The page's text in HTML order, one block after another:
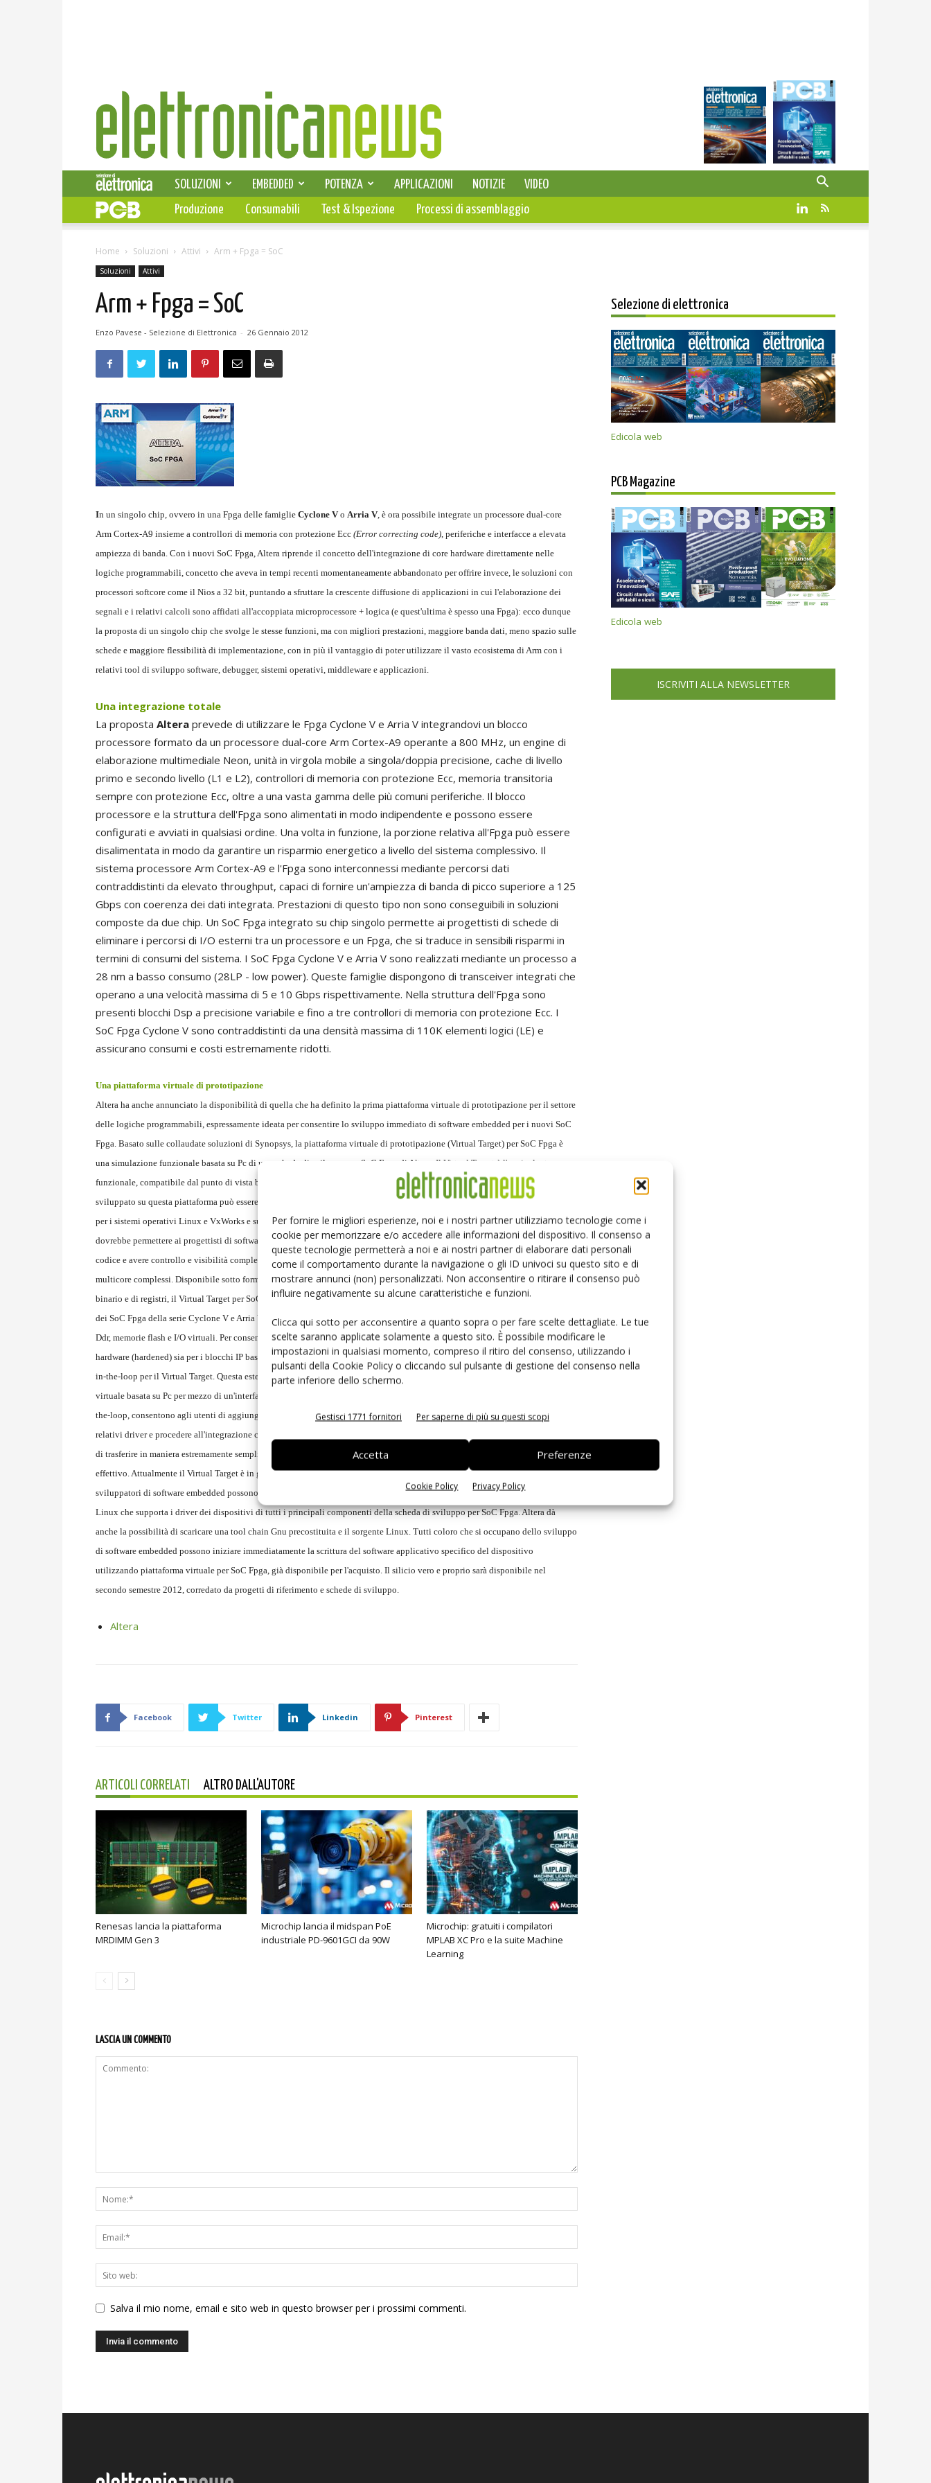
Per fornire le migliori esperienze, noi e i nostri partner utilizziamo tecnologie come i
cookie per memorizzare e/o accedere alle informazioni del dispositivo. Il consenso a
queste tecnologie permetterà a noi e ai nostri partner di elaborare dati personali
come il comportamento durante la navigazione o gli ID univoci su questo sito e di
mostrare annunci (non) personalizzati. Non acconsentire o ritirare il consenso può
influire negativamente su alcune caratteristiche e funzioni.
Clicca qui sotto per acconsentire a quanto sopra o per fare scelte dettagliate. Le tue
scelte saranno applicate solamente a questo sito. È possibile modificare le
impostazioni in qualsiasi momento, compreso il ritiro del consenso, utilizzando i
pulsanti della Cookie Policy o cliccando sul pulsante di gestione del consenso nella
parte inferiore dello schermo.
Gestisci 1771 fornitori Per saperne di più su questi scopi
Accetta Preferenze
Cookie Policy Privacy Policy
Elettronica
News
SELEZIONE DI ELETTRONICA
SOLUZIONI EMBEDDED POTENZA APPLICAZIONI NOTIZIE
VIDEO
PCB
Produzione Consumabili Test & Ispezione Processi di assemblaggio
Home Soluzioni Attivi Arm + Fpga = SoC
Soluzioni Attivi
Arm + Fpga = SoC
Enzo Pavese - Selezione di Elettronica - 26 Gennaio 2012
In un singolo chip, ovvero in una Fpga delle famiglie Cyclone Vo Arria V, è ora possibile integrate un processore dual-core
Arm Cortex-A9 insieme a controllori di memoria con protezione Ecc (Error correcting code), periferiche e interfacce a elevata
ampiezza di banda. Con i nuovi SoC Fpga, Altera riprende il concetto dell'integrazione di core hardware direttamente nelle
logiche programmabili, concetto che aveva in tempi recenti momentaneamente abbandonato per offrire invece, le soluzioni con
processori softcore come il Nios a 32 bit, puntando a sfruttare la crescente diffusione di applicazioni in cui l'elaborazione dei
segnali e i relativi calcoli sono affidati all'accoppiata microprocessore + logica (e quest'ultima è spesso una Fpga): ecco dunque
la proposta di un singolo chip che svolge le stesse funzioni, ma con migliori prestazioni, maggiore banda dati, meno spazio sulle
schede e maggiore flessibilità di implementazione, con in più il vantaggio di poter utilizzare il vasto ecosistema di Arm con i
relativi tool di sviluppo software, debugger, sistemi operativi, middleware e applicazioni.
Una integrazione totale
La proposta Altera prevede di utilizzare le Fpga Cyclone V e Arria V integrandovi un blocco
processore formato da un processore dual-core Arm Cortex-A9 operante a 800 MHz, un engine di
elaborazione multimediale Neon, unità in virgola mobile a singola/doppia precisione, cache di livello
primo e secondo livello (L1 e L2), controllori di memoria con protezione Ecc, memoria transitoria
sempre con protezione Ecc, oltre a una vasta gamma delle più comuni periferiche. Il blocco
processore e la struttura dell'Fpga sono alimentati in modo indipendente e possono essere
configurati e avviati in qualsiasi ordine. Una volta in funzione, la porzione relativa all'Fpga può essere
disalimentata in modo da garantire un risparmio energetico a livello del sistema complessivo. Il
sistema processore Arm Cortex-A9 e l'Fpga sono interconnessi mediante percorsi dati
contraddistinti da elevato throughput, capaci di fornire un'ampiezza di banda di picco superiore a 125
Gbps con coerenza dei dati integrata. Prestazioni di questo tipo non sono conseguibili in soluzioni
composte da due chip. Un SoC Fpga integrato su chip singolo permette ai progettisti di schede di
eliminare i percorsi di I/O esterni tra un processore e un Fpga, che si traduce in sensibili risparmi in
termini di consumi del sistema. I SoC Fpga Cyclone V e Arria V sono realizzati mediante un processo a
28 nm a basso consumo (28LP - low power). Queste famiglie dispongono di transceiver integrati che
operano a una velocità massima di 5 e 10 Gbps rispettivamente. Nella struttura dell'Fpga sono
presenti blocchi Dsp a precisione variabile e fino a tre controllori di memoria con protezione Ecc. I
SoC Fpga Cyclone V sono contraddistinti da una densità massima di 110K elementi logici (LE) e
assicurano consumi e costi estremamente ridotti.
Una piattaforma virtuale di prototipazione
Altera ha anche annunciato la disponibilità di quella che ha definito la prima piattaforma virtuale di prototipazione per il settore
delle logiche programmabili, espressamente ideata per consentire lo sviluppo immediato di software embedded per i nuovi SoC
Fpga. Basato sulle collaudate soluzioni di Synopsys, la piattaforma virtuale di prototipazione (Virtual Target) per SoC Fpga è
una simulazione funzionale basata su Pc di una scheda di sviluppo per SoC Fpga di Altera. Il Virtual Target è l'equivalente
funzionale, compatibile dal punto di vista binario e dei registri, di una scheda per SoC Fpga, il che garantisce che il software
sviluppato su questa piattaforma può essere trasferito sulla scheda reale senza problemi. Corredata da Board Support Packages
per i sistemi operativi Linux e VxWorks e supportata dalla gamma dei tool di sviluppo dell'ecosistema Arm, il Virtual Target
dovrebbe permettere ai progettisti di software di sviluppare le loro applicazioni utilizzando tool noti, ottimizzare il riutilizzo del
codice e avere controllo e visibilità completa sul target, elementi critici nel processo di sviluppo di sistemi con processori
multicore complessi. Disponibile sotto forma di modello di simulazione basato su PC, pronto all'uso e compatibile a livello
binario e di registri, il Virtual Target per SoC Fpga dispone dello stesso processore Arm Cortex-A9 e delle medesime periferiche
dei SoC Fpga della serie Cyclone V e Arria V di Altera, unitamente ai componenti richiesti a livello di scheda, comprese Sdram
Ddr, memorie flash e I/O virtuali. Per consentire lo sviluppo di software applicativo sia per il blocco processore integrato in
hardware (hardened) sia per i blocchi IP basati su Fpga personalizzati, Altera mette a disposizione in opzione un'estensione Fpga-
in-the-loop per il Virtual Target. Questa estensione utilizza una scheda di sviluppo per Fpga di Altera connessa alla piattaforma
virtuale basata su Pc per mezzo di un'interfaccia PCIe. Insieme, la piattaforma virtuale di prototipazione e l'estensione Fpga-in-
the-loop, consentono agli utenti di aggiungere periferiche custom e acceleratori hardware al sottosistema processore, creare i
relativi driver e procedere all'integrazione con il software applicativo prima della disponibilità dell'hardware finale. Ciò consente
di trasferire in maniera estremamente semplice il software applicativo e il firmware del dispositivo specifico all'hardware
effettivo. Attualmente il Virtual Target è in grado di supportare la simulazione dei sistemi operativi Linux e VxWorks. Gli
sviluppatori di software embedded possono effettuare il boot di Linux sul target virtuale utilizzando un'immagine del kernel
Linux che supporta i driver dei dispositivi di tutti i principali componenti della scheda di sviluppo per SoC Fpga. Altera dà
anche la possibilità di scaricare una tool chain Gnu precostituita e il sorgente Linux. Tutti coloro che si occupano dello sviluppo
di software embedded possono iniziare immediatamente la scrittura del software applicativo specifico del dispositivo
utilizzando piattaforma virtuale per SoC Fpga, già disponibile per l'acquisto. Il silicio vero e proprio sarà disponibile nel
secondo semestre 2012, corredato da progetti di riferimento e schede di sviluppo.
Altera
Facebook Twitter Linkedin Pinterest
ARTICOLI CORRELATI ALTRO DALL'AUTORE
Renesas lancia la piattaforma
MRDIMM Gen 3
Microchip lancia il midspan PoE
industriale PD-9601GCI da 90W
Microchip: gratuiti i compilatori
MPLAB XC Pro e la suite Machine
Learning
LASCIA UN COMMENTO
Salva il mio nome, email e sito web in questo browser per i prossimi commenti.
Selezione di elettronica
Edicola web
PCB Magazine
Edicola web
ISCRIVITI ALLA NEWSLETTER